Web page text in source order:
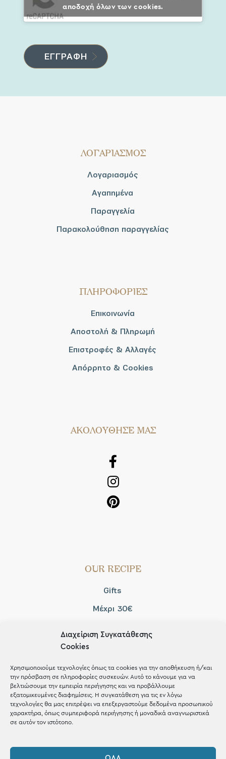
Διαχείριση Συγκατάθεσης
Cookies
Χρησιμοποιούμε τεχνολογίες όπως τα cookies για την αποθήκευση ή/και
την πρόσβαση σε πληροφορίες συσκευών. Αυτό το κάνουμε για να
βελτιώσουμε την εμπειρία περιήγησης και να προβάλλουμε
εξατομικευμένες διαφημίσεις. Η συγκατάθεση για τις εν λόγω
τεχνολογίες θα μας επιτρέψει να επεξεργαστούμε δεδομένα προσωπικού
χαρακτήρα, όπως συμπεριφορά περιήγησης ή μοναδικά αναγνωριστικά
σε αυτόν τον ιστότοπο.
αποδοχή όλων των cookies.
ΛΟΓΑΡΙΑΣΜΟΣ
Λογαριασμός
Αγαπημένα
Παραγγελία
Παρακολούθηση παραγγελίας
ΠΛΗΡΟΦΟΡΙΕΣ
Επικοινωνία
Αποστολή & Πληρωμή
Επιστροφές & Αλλαγές
Απόρρητο & Cookies
AΚΟΛΟΥΘΗΣΕ ΜΑΣ
OUR RECIPE
Gifts
Μέχρι 30€
Shop the look
ΚΑΤΑΣΤΗΜΑ
2421 217300